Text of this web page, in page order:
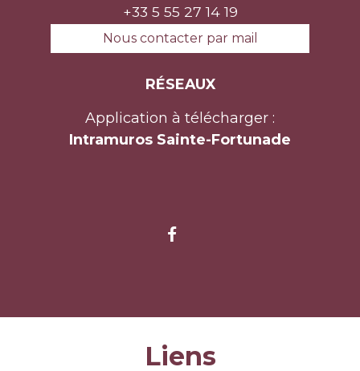
+33 5 55 27 14 19
Nous contacter par mail
RÉSEAUX
Application à télécharger :
Intramuros Sainte-Fortunade
Liens